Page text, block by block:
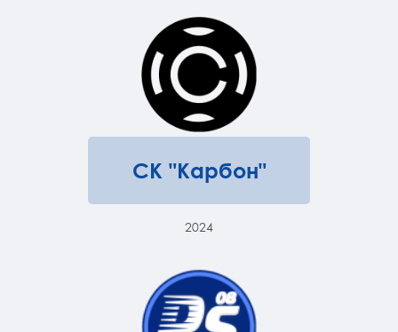
СК "Карбон"
2024